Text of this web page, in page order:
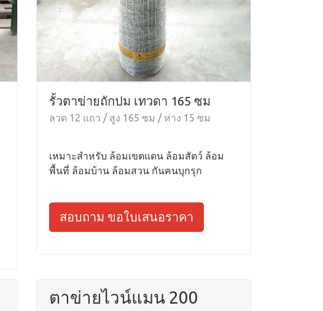
รั้วตาข่ายถักปม เทวดา 165 ซม
ลวด 12 แถว / สูง 165 ซม / ห่าง 15 ซม
เหมาะสำหรับ ล้อมเขตแดน ล้อมสัตว์ ล้อม
พื้นที่ ล้อมบ้าน ล้อมสวน กันคนบุกรุก
สอบถาม ขอใบเสนอราคา
ตาข่ายไวน์แมน 200